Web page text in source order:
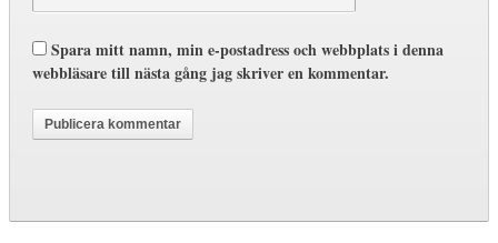
Spara mitt namn, min e-postadress och webbplats i denna
webbläsare till nästa gång jag skriver en kommentar.